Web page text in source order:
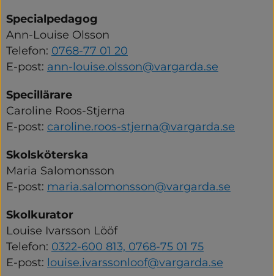
Specialpedagog
Ann-Louise Olsson
Telefon: 0768-77 01 20
E-post: ann-louise.olsson@vargarda.se
Specillärare
Caroline Roos-Stjerna
E-post: caroline.roos-stjerna@vargarda.se
Skolsköterska
Maria Salomonsson
E-post: maria.salomonsson@vargarda.se
Skolkurator
Louise Ivarsson Lööf
Telefon: 0322-600 813, 0768-75 01 75
E-post: louise.ivarssonloof@vargarda.se